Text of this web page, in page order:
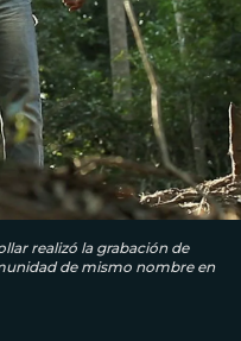
realizó la grabación de
de mismo nombre en